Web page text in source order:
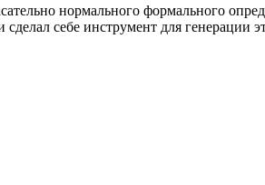
нормального формального
себе инструмент для генерации